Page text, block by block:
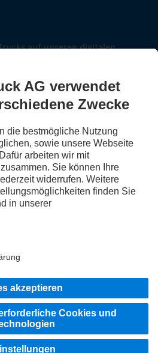
auf unseren digitalen
mit anderen Truckerinnen und